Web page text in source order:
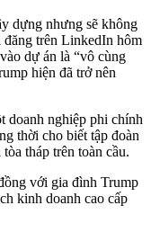
dựng nhưng sẽ không
trên LinkedIn hôm
dự án là “vô cùng
hiện đã trở nên
doanh nghiệp phi chính
thời cho biết tập đoàn
tháp trên toàn cầu.
với gia đình Trump
kinh doanh cao cấp